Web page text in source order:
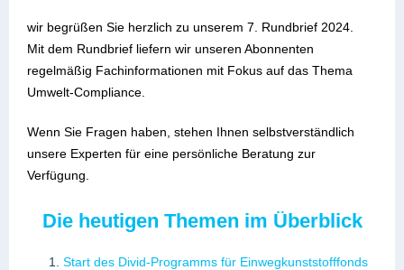
wir begrüßen Sie herzlich zu unserem 7. Rundbrief 2024.
Mit dem Rundbrief liefern wir unseren Abonnenten
regelmäßig Fachinformationen mit Fokus auf das Thema
Umwelt-Compliance.
Wenn Sie Fragen haben, stehen Ihnen selbstverständlich
unsere Experten für eine persönliche Beratung zur
Verfügung.
Die heutigen Themen im Überblick
Start des Divid-Programms für Einwegkunststofffonds